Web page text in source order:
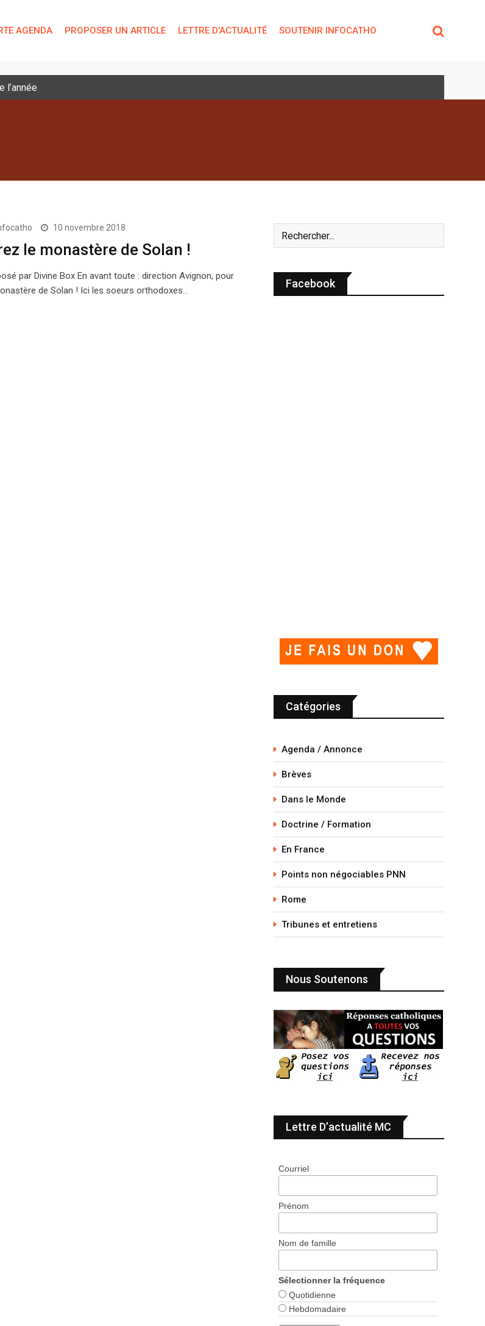
AGENDA PROPOSER UN ARTICLE LETTRE D’ACTUALITÉ SOUTENIR INFOCATHO
l’année
10 novembre 2018
le monastère de Solan !
par Divine Box En avant toute : direction Avignon, pour
de Solan ! Ici les soeurs orthodoxes…
Facebook
Catégories
Agenda / Annonce
Brèves
Dans le Monde
Doctrine / Formation
En France
Points non négociables PNN
Rome
Tribunes et entretiens
Nous Soutenons
Lettre D’actualité MC
Courriel
Prénom
Nom de famille
Sélectionner la fréquence
Quotidienne
Hebdomadaire